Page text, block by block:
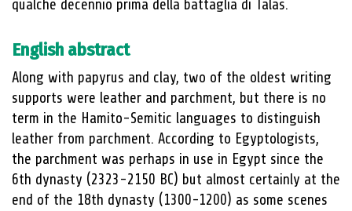
qualche decennio prima della battaglia di Talas.
English abstract
Along with papyrus and clay, two of the oldest writing
supports were leather and parchment, but there is no
term in the Hamito-Semitic languages to distinguish
leather from parchment. According to Egyptologists,
the parchment was perhaps in use in Egypt since the
6th dynasty (2323-2150 BC) but almost certainly at the
end of the 18th dynasty (1300-1200) as some scenes